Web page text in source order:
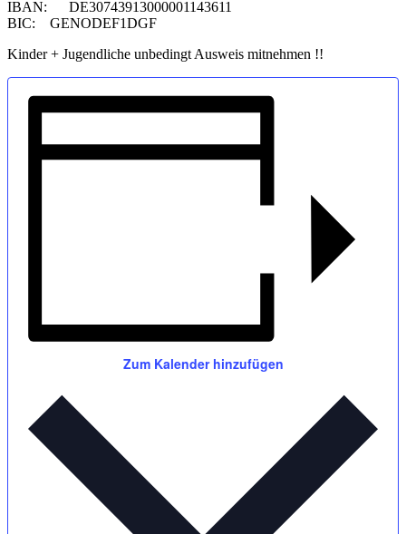
IBAN: DE30743913000001143611
BIC: GENODEF1DGF
Kinder + Jugendliche unbedingt Ausweis mitnehmen !!
Zum Kalender hinzufügen